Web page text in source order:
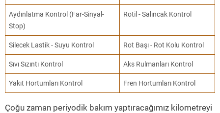
Aydınlatma Kontrol (Far-Sinyal-
Stop)
Rotil - Salıncak Kontrol
Silecek Lastik - Suyu Kontrol Rot Başı - Rot Kolu Kontrol
Sıvı Sızıntı Kontrol Aks Rulmanları Kontrol
Yakıt Hortumları Kontrol Fren Hortumları Kontrol
Çoğu zaman periyodik bakım yaptıracağımız kilometreyi